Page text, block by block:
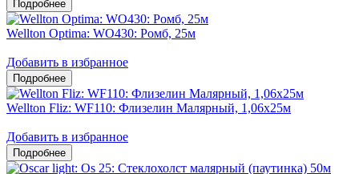
Wellton Optima: WO430: Ромб, 25м
Добавить в избранное
Wellton Fliz: WF110: Флизелин Малярный, 1,06х25м
Добавить в избранное